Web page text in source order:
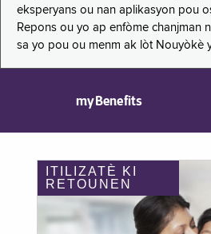
eksperyans ou nan aplikasyon pou
Repons ou yo ap enfòme chanjman
sa yo pou ou menm ak lòt Nouyòkè
myBenefits
ITILIZATÈ KI
RETOUNEN